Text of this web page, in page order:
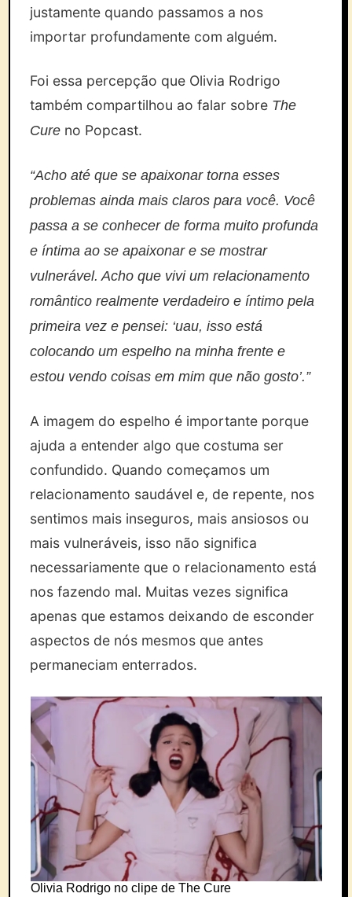
justamente quando passamos a nos
importar profundamente com alguém.
Foi essa percepção que Olivia Rodrigo
também compartilhou ao falar sobre The
Cure no Popcast.
“Acho até que se apaixonar torna esses
problemas ainda mais claros para você. Você
passa a se conhecer de forma muito profunda
e íntima ao se apaixonar e se mostrar
vulnerável. Acho que vivi um relacionamento
romântico realmente verdadeiro e íntimo pela
primeira vez e pensei: ‘uau, isso está
colocando um espelho na minha frente e
estou vendo coisas em mim que não gosto’.”
A imagem do espelho é importante porque
ajuda a entender algo que costuma ser
confundido. Quando começamos um
relacionamento saudável e, de repente, nos
sentimos mais inseguros, mais ansiosos ou
mais vulneráveis, isso não significa
necessariamente que o relacionamento está
nos fazendo mal. Muitas vezes significa
apenas que estamos deixando de esconder
aspectos de nós mesmos que antes
permaneciam enterrados.
Olivia Rodrigo no clipe de The Cure